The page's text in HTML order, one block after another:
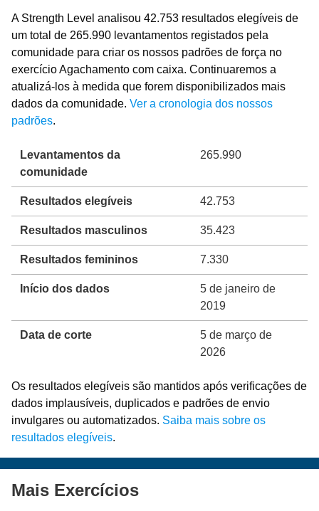
A Strength Level analisou 42.753 resultados elegíveis de
um total de 265.990 levantamentos registados pela
comunidade para criar os nossos padrões de força no
exercício Agachamento com caixa. Continuaremos a
atualizá-los à medida que forem disponibilizados mais
dados da comunidade. Ver a cronologia dos nossos
padrões.
Levantamentos da
comunidade
265.990
Resultados elegíveis 42.753
Resultados masculinos 35.423
Resultados femininos 7.330
Início dos dados
5 de janeiro de
2019
Data de corte
5 de março de
2026
Os resultados elegíveis são mantidos após verificações de
dados implausíveis, duplicados e padrões de envio
invulgares ou automatizados. Saiba mais sobre os
resultados elegíveis.
Mais Exercícios